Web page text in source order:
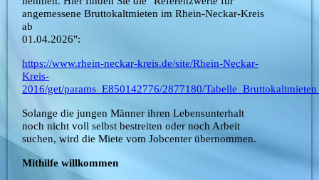
angemessene Bruttokaltmieten im Rhein-Neckar-Kreis
ab
01.04.2026":
https://www.rhein-neckar-kreis.de/site/Rhein-Neckar-
Kreis-
2016/get/params_E850142776/2877180/
Solange die jungen Männer ihren Lebensunterhalt
noch nicht voll selbst bestreiten oder noch Arbeit
suchen, wird die Miete vom Jobcenter übernommen.
Mithilfe willkommen